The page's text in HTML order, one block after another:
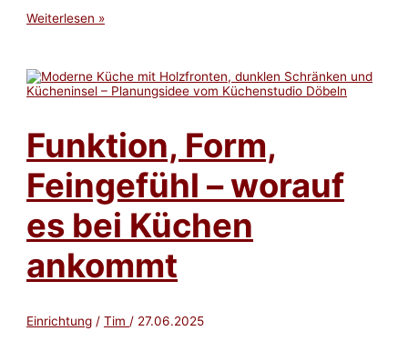
So
zur
Praxislösung
Weiterlesen »
Funktion, Form,
Feingefühl – worauf
es bei Küchen
ankommt
Einrichtung /Tim/ 27.06.2025